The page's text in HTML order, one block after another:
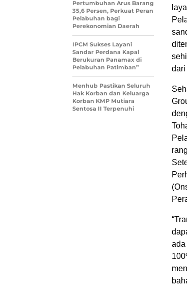
dari
ada
Pertumbuhan Arus Barang
35,6 Persen, Perkuat Peran
Pelabuhan bagi
Perekonomian Daerah
IPCM Sukses Layani
Sandar Perdana Kapal
Berukuran Panamax di
Pelabuhan Patimban”
Menhub Pastikan Seluruh
Hak Korban dan Keluarga
Korban KMP Mutiara
Sentosa II Terpenuhi